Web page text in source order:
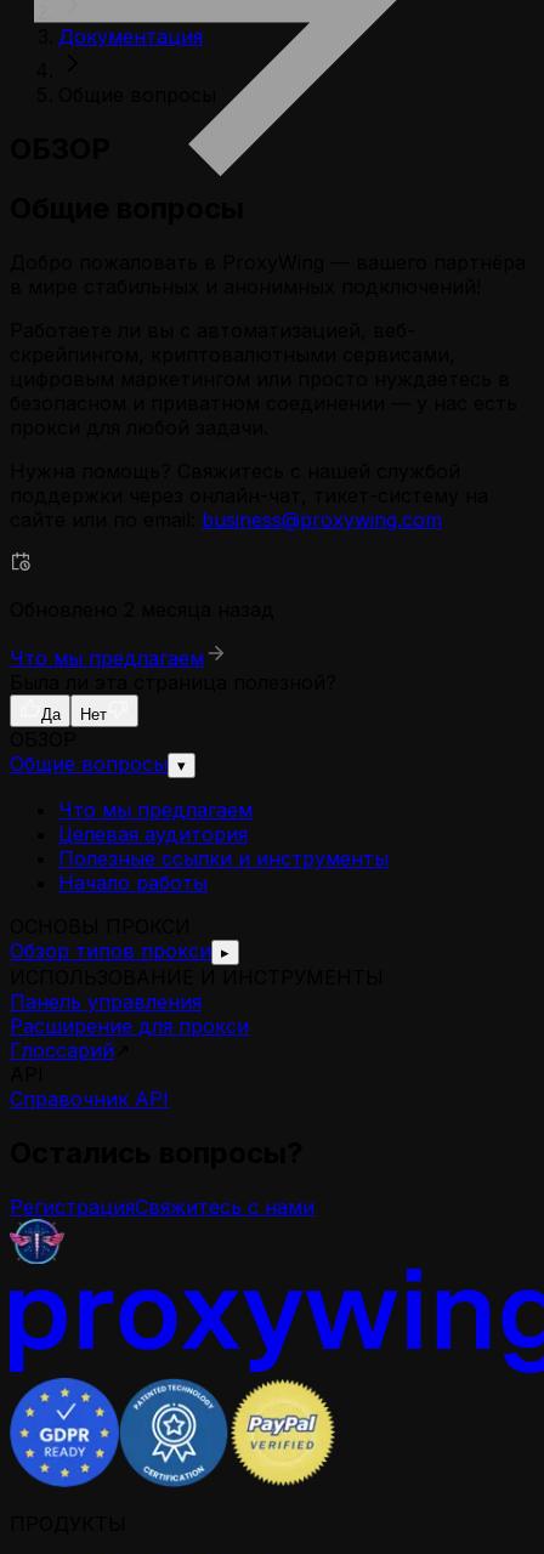
Документация
business@proxywing.com
Что мы предлагаем
Да Нет
Общие вопросы ▾
Что мы предлагаем
Целевая аудитория
Полезные ссылки и инструменты
Начало работы
Обзор типов прокси ▸
Панель управления
Расширение для прокси
Глоссарий
Справочник API
РегистрацияСвяжитесь с нами